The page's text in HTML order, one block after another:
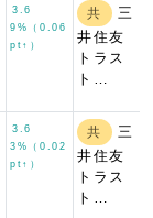
3.6
9%（0.06
pt↑）
共
三
井住友
トラス
ト…
3.6
3%（0.02
pt↑）
共
三
井住友
トラス
ト…